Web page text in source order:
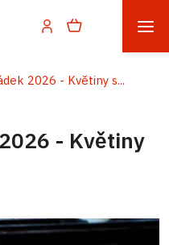
2026 - Květiny s...
- Květiny